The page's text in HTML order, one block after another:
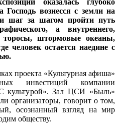
Господь вознесся с земли на
шаг за шагом пройти путь
а внутреннего,
торосы, штормовые океаны,
человек остается наедине с
проекта «Культурная афиша»
инвестиций компании
культурой». Зал ЦСИ «Быль»
организаторы, говорит о том,
осознанный взгляд на мир
обществу.